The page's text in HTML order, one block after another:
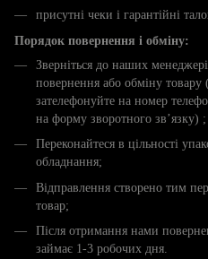
присутні чеки і гарантійні
Порядок повернення і обміну:
Зверніться до наших
повернення або обміну товару
зателефонуйте на номер
на форму зворотного зв’язку) ;
Переконайтеся в цільності
обладнання;
Відправлення створено тим
товар;
Після отримання нами
займає 1-3 робочих дня.